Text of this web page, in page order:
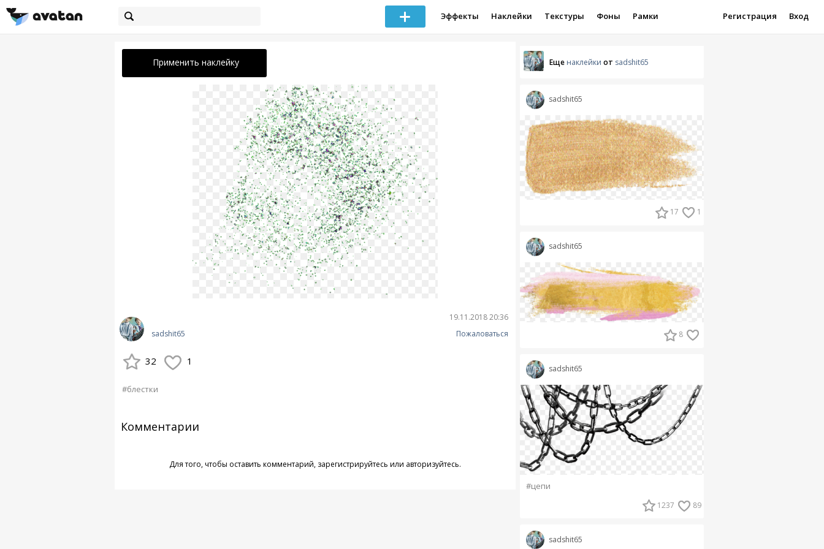
Эффекты Наклейки Текстуры Фоны Рамки Регистрация Вход
Применить наклейку
sadshit65
19.11.2018 20:36
Пожаловаться
32 1
#блестки
Комментарии
Для того, чтобы оставить комментарий, зарегистрируйтесь или авторизуйтесь.
Еще наклейки от sadshit65
sadshit65
17 1
sadshit65
8
sadshit65
#цепи
1237 89
sadshit65